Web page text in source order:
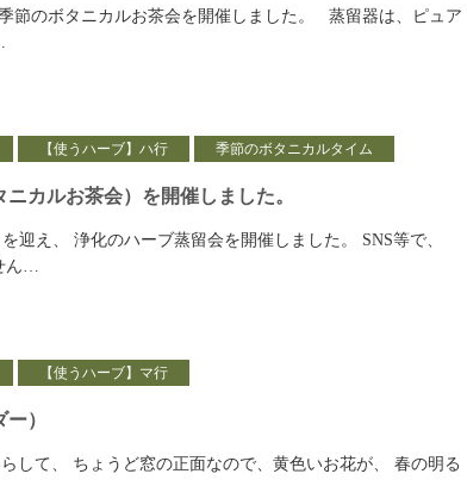
節のボタニカルお茶会を開催しました。 蒸留器は、ピュア
【使うハーブ】ハ行 季節のボタニカルタイム
カルお茶会）を開催しました。
迎え、 浄化のハーブ蒸留会を開催しました。 SNS等で、
ん…
【使うハーブ】マ行
）
して、 ちょうど窓の正面なので、黄色いお花が、 春の明る